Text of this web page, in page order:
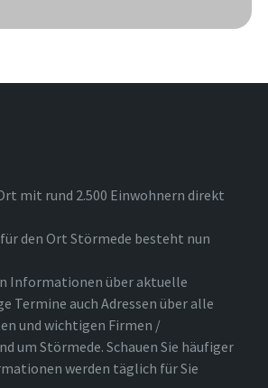
mit rund 2.500 Einwohnern direkt
den Ort Störmede besteht nun
Informationen über aktuelle
Termine auch Adressen über alle
und wichtigen Firmen /
um Störmede. Schauen Sie häufiger
werden täglich für Sie